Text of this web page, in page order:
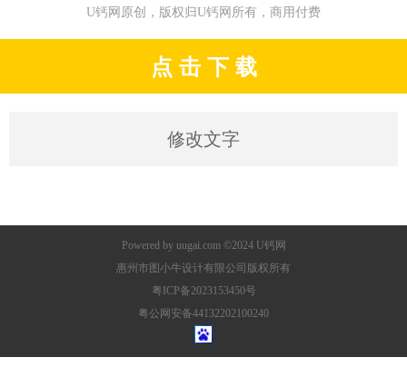
U钙网原创，版权归U钙网所有，商用付费
点 击 下 载
修改文字
Powered by uugai.com©2024 U钙网
惠州市图小牛设计有限公司版权所有
粤ICP备2023153450号
粤公网安备44132202100240